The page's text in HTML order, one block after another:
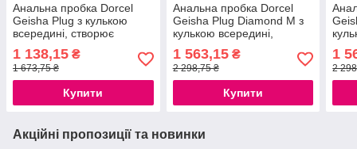
Анальна пробка Dorcel
Geisha Plug з кулькою
всередині, створює
см, силіконова
1 138,15 ₴
1 673,75 ₴
Купити
Анальна пробка Dorcel
Geisha Plug Diamond M з
кулькою всередині,
діаметр 3,2 см
777Store.com.ua
1 563,15₴
2 298,75 ₴
Купити
1
2
Акційні пропозиції та новинки